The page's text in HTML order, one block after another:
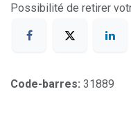
Possibilité de retirer
Code-barres: 31889